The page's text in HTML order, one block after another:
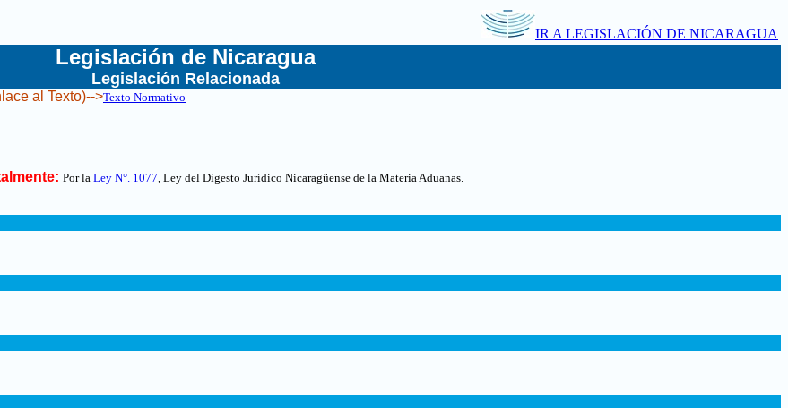
IR A LEGISLACIÓN DE NICARAGUA
Legislación de Nicaragua
Legislación Relacionada
al Texto)-->Texto Normativo
Por laLey N°. 1077, Ley del Digesto Jurídico Nicaragüense de la Materia Aduanas.